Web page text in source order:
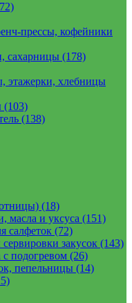
прессы, кофейники
сахарницы (178)
этажерки, хлебницы
(103)
(138)
(18)
масла и уксуса (151)
салфеток (72)
закусок (143)
подогревом (26)
пепельницы (14)